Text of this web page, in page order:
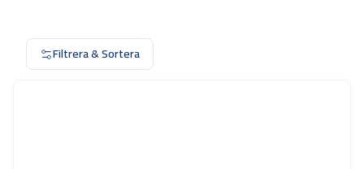
Filtrera & Sortera